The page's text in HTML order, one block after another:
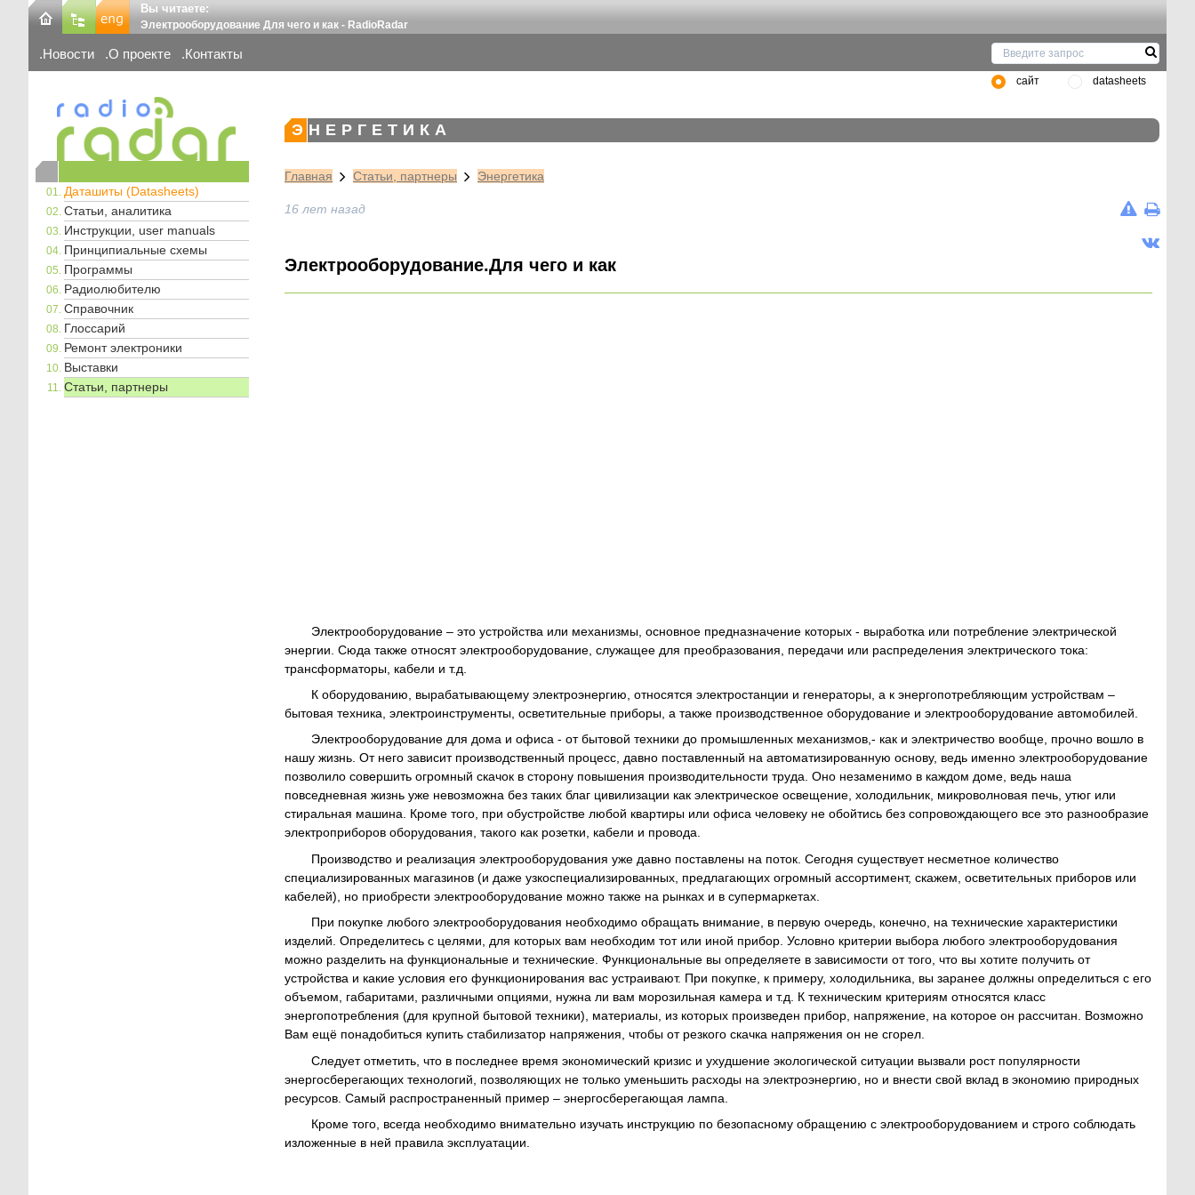
Вы читаете:
Электрооборудование Для чего и как - RadioRadar
Новости О проекте Контакты
сайт datasheets
Даташиты (Datasheets)
Статьи, аналитика
Инструкции, user manuals
Принципиальные схемы
Программы
Радиолюбителю
Справочник
Глоссарий
Ремонт электроники
Выставки
Статьи, партнеры
ЭНЕРГЕТИКА
Главная Статьи, партнеры Энергетика
16 лет назад
Электрооборудование.Для чего и как
Электрооборудование – это устройства или механизмы, основное предназначение которых - выработка или потребление электрической
энергии. Сюда также относят электрооборудование, служащее для преобразования, передачи или распределения электрического тока:
трансформаторы, кабели и т.д.
К оборудованию, вырабатывающему электроэнергию, относятся электростанции и генераторы, а к энергопотребляющим устройствам –
бытовая техника, электроинструменты, осветительные приборы, а также производственное оборудование и электрооборудование автомобилей.
Электрооборудование для дома и офиса - от бытовой техники до промышленных механизмов,- как и электричество вообще, прочно вошло в
нашу жизнь. От него зависит производственный процесс, давно поставленный на автоматизированную основу, ведь именно электрооборудование
позволило совершить огромный скачок в сторону повышения производительности труда. Оно незаменимо в каждом доме, ведь наша
повседневная жизнь уже невозможна без таких благ цивилизации как электрическое освещение, холодильник, микроволновая печь, утюг или
стиральная машина. Кроме того, при обустройстве любой квартиры или офиса человеку не обойтись без сопровождающего все это разнообразие
электроприборов оборудования, такого как розетки, кабели и провода.
Производство и реализация электрооборудования уже давно поставлены на поток. Сегодня существует несметное количество
специализированных магазинов (и даже узкоспециализированных, предлагающих огромный ассортимент, скажем, осветительных приборов или
кабелей), но приобрести электрооборудование можно также на рынках и в супермаркетах.
При покупке любого электрооборудования необходимо обращать внимание, в первую очередь, конечно, на технические характеристики
изделий. Определитесь с целями, для которых вам необходим тот или иной прибор. Условно критерии выбора любого электрооборудования
можно разделить на функциональные и технические. Функциональные вы определяете в зависимости от того, что вы хотите получить от
устройства и какие условия его функционирования вас устраивают. При покупке, к примеру, холодильника, вы заранее должны определиться с его
объемом, габаритами, различными опциями, нужна ли вам морозильная камера и т.д. К техническим критериям относятся класс
энергопотребления (для крупной бытовой техники), материалы, из которых произведен прибор, напряжение, на которое он рассчитан. Возможно
Вам ещё понадобиться купить стабилизатор напряжения, чтобы от резкого скачка напряжения он не сгорел.
Следует отметить, что в последнее время экономический кризис и ухудшение экологической ситуации вызвали рост популярности
энергосберегающих технологий, позволяющих не только уменьшить расходы на электроэнергию, но и внести свой вклад в экономию природных
ресурсов. Самый распространенный пример – энергосберегающая лампа.
Кроме того, всегда необходимо внимательно изучать инструкцию по безопасному обращению с электрооборудованием и строго соблюдать
изложенные в ней правила эксплуатации.